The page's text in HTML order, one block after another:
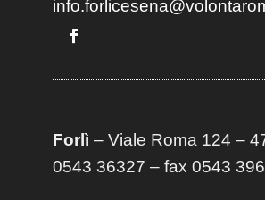
Forlì – Viale Roma 124 –
0543 36327 – fax 0543